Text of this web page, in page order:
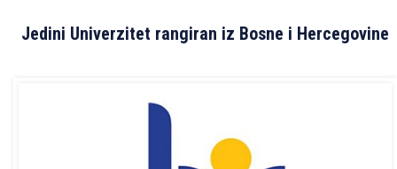
Jedini Univerzitet rangiran iz Bosne i Hercegovine